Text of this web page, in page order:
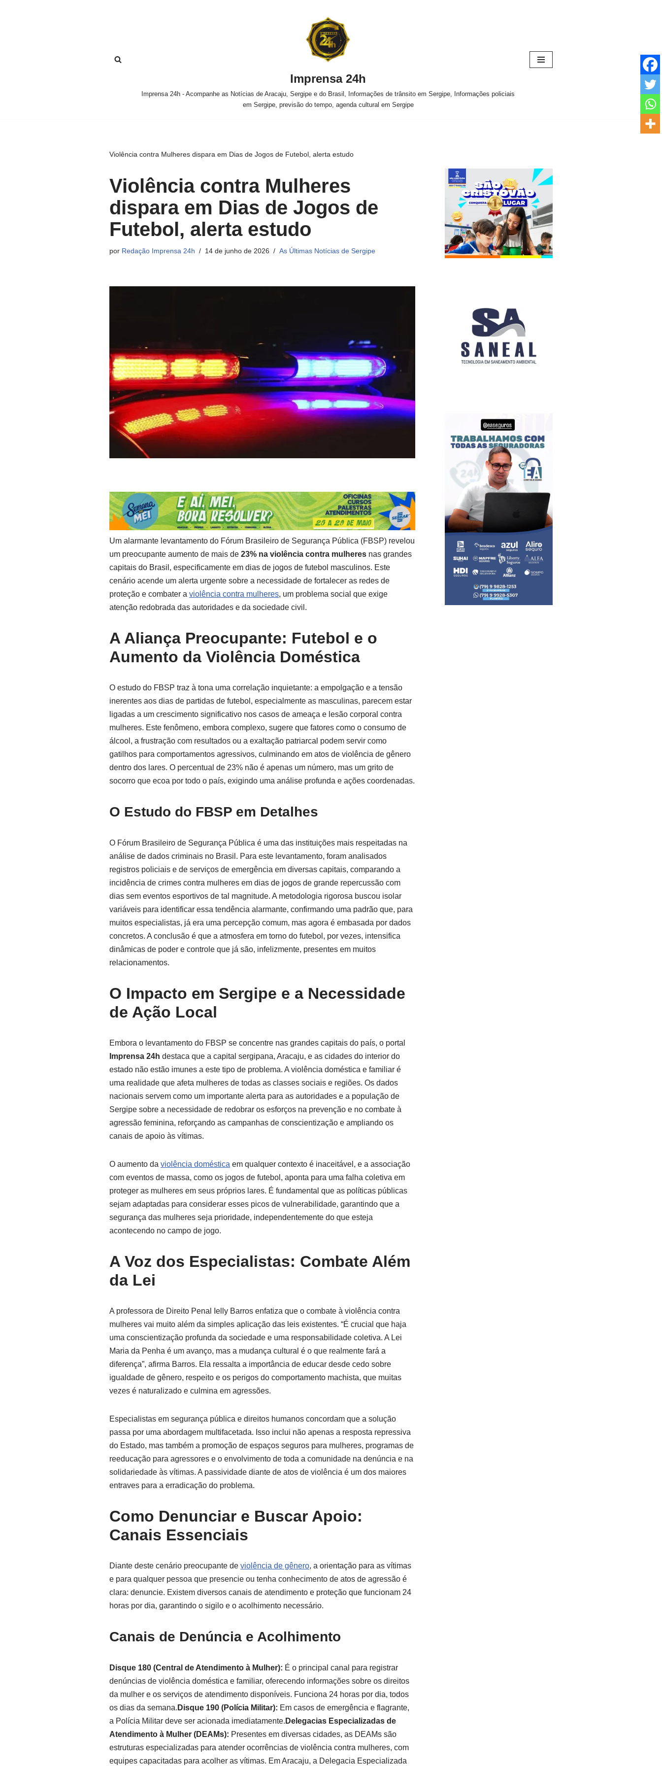
Imprensa 24h
Imprensa 24h - Acompanhe as Notícias de Aracaju, Sergipe e do Brasil, Informações de trânsito em Sergipe, Informações policiais
em Sergipe, previsão do tempo, agenda cultural em Sergipe
Violência contra Mulheres dispara em Dias de Jogos de Futebol, alerta estudo
Violência contra Mulheres
dispara em Dias de Jogos de
Futebol, alerta estudo
por Redação Imprensa 24h 14 de junho de 2026 As Últimas Notícias de Sergipe
Um alarmante levantamento do Fórum Brasileiro de Segurança Pública (FBSP) revelou
um preocupante aumento de mais de 23% na violência contra mulheres nas grandes
capitais do Brasil, especificamente em dias de jogos de futebol masculinos. Este
cenário acende um alerta urgente sobre a necessidade de fortalecer as redes de
proteção e combater a violência contra mulheres, um problema social que exige
atenção redobrada das autoridades e da sociedade civil.
A Aliança Preocupante: Futebol e o
Aumento da Violência Doméstica
O estudo do FBSP traz à tona uma correlação inquietante: a empolgação e a tensão
inerentes aos dias de partidas de futebol, especialmente as masculinas, parecem estar
ligadas a um crescimento significativo nos casos de ameaça e lesão corporal contra
mulheres. Este fenômeno, embora complexo, sugere que fatores como o consumo de
álcool, a frustração com resultados ou a exaltação patriarcal podem servir como
gatilhos para comportamentos agressivos, culminando em atos de violência de gênero
dentro dos lares. O percentual de 23% não é apenas um número, mas um grito de
socorro que ecoa por todo o país, exigindo uma análise profunda e ações coordenadas.
O Estudo do FBSP em Detalhes
O Fórum Brasileiro de Segurança Pública é uma das instituições mais respeitadas na
análise de dados criminais no Brasil. Para este levantamento, foram analisados
registros policiais e de serviços de emergência em diversas capitais, comparando a
incidência de crimes contra mulheres em dias de jogos de grande repercussão com
dias sem eventos esportivos de tal magnitude. A metodologia rigorosa buscou isolar
variáveis para identificar essa tendência alarmante, confirmando uma padrão que, para
muitos especialistas, já era uma percepção comum, mas agora é embasada por dados
concretos. A conclusão é que a atmosfera em torno do futebol, por vezes, intensifica
dinâmicas de poder e controle que já são, infelizmente, presentes em muitos
relacionamentos.
O Impacto em Sergipe e a Necessidade
de Ação Local
Embora o levantamento do FBSP se concentre nas grandes capitais do país, o portal
Imprensa 24h destaca que a capital sergipana, Aracaju, e as cidades do interior do
estado não estão imunes a este tipo de problema. A violência doméstica e familiar é
uma realidade que afeta mulheres de todas as classes sociais e regiões. Os dados
nacionais servem como um importante alerta para as autoridades e a população de
Sergipe sobre a necessidade de redobrar os esforços na prevenção e no combate à
agressão feminina, reforçando as campanhas de conscientização e ampliando os
canais de apoio às vítimas.
O aumento da violência doméstica em qualquer contexto é inaceitável, e a associação
com eventos de massa, como os jogos de futebol, aponta para uma falha coletiva em
proteger as mulheres em seus próprios lares. É fundamental que as políticas públicas
sejam adaptadas para considerar esses picos de vulnerabilidade, garantindo que a
segurança das mulheres seja prioridade, independentemente do que esteja
acontecendo no campo de jogo.
A Voz dos Especialistas: Combate Além
da Lei
A professora de Direito Penal Ielly Barros enfatiza que o combate à violência contra
mulheres vai muito além da simples aplicação das leis existentes. “É crucial que haja
uma conscientização profunda da sociedade e uma responsabilidade coletiva. A Lei
Maria da Penha é um avanço, mas a mudança cultural é o que realmente fará a
diferença”, afirma Barros. Ela ressalta a importância de educar desde cedo sobre
igualdade de gênero, respeito e os perigos do comportamento machista, que muitas
vezes é naturalizado e culmina em agressões.
Especialistas em segurança pública e direitos humanos concordam que a solução
passa por uma abordagem multifacetada. Isso inclui não apenas a resposta repressiva
do Estado, mas também a promoção de espaços seguros para mulheres, programas de
reeducação para agressores e o envolvimento de toda a comunidade na denúncia e na
solidariedade às vítimas. A passividade diante de atos de violência é um dos maiores
entraves para a erradicação do problema.
Como Denunciar e Buscar Apoio:
Canais Essenciais
Diante deste cenário preocupante de violência de gênero, a orientação para as vítimas
e para qualquer pessoa que presencie ou tenha conhecimento de atos de agressão é
clara: denuncie. Existem diversos canais de atendimento e proteção que funcionam 24
horas por dia, garantindo o sigilo e o acolhimento necessário.
Canais de Denúncia e Acolhimento
Disque 180 (Central de Atendimento à Mulher): É o principal canal para registrar
denúncias de violência doméstica e familiar, oferecendo informações sobre os direitos
da mulher e os serviços de atendimento disponíveis. Funciona 24 horas por dia, todos
os dias da semana. Disque 190 (Polícia Militar): Em casos de emergência e flagrante,
a Polícia Militar deve ser acionada imediatamente. Delegacias Especializadas de
Atendimento à Mulher (DEAMs): Presentes em diversas cidades, as DEAMs são
estruturas especializadas para atender ocorrências de violência contra mulheres, com
equipes capacitadas para acolher as vítimas. Em Aracaju, a Delegacia Especializada